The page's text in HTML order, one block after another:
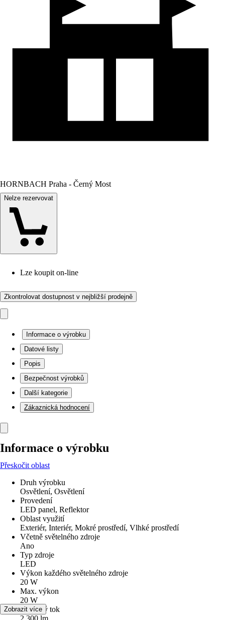
HORNBACH Praha - Černý Most
Nelze rezervovat
Lze koupit on-line
Zkontrolovat dostupnost v nejbližší prodejně
Informace o výrobku
Datové listy
Popis
Bezpečnost výrobků
Další kategorie
Zákaznická hodnocení
Informace o výrobku
Přeskočit oblast
Druh výrobku
Osvětlení, Osvětlení
Provedení
LED panel, Reflektor
Oblast využití
Exteriér, Interiér, Mokré prostředí, Vlhké prostředí
Včetně světelného zdroje
Ano
Typ zdroje
LED
Výkon každého světelného zdroje
20 W
Max. výkon
20 W
Světelný tok
2 300 lm
Zobrazit více